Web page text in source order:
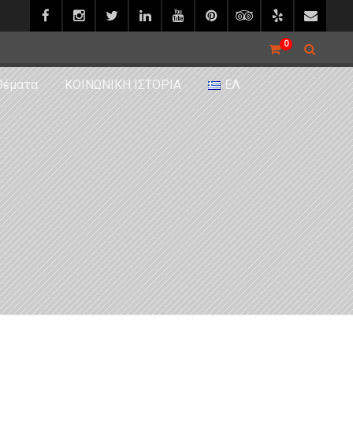
0
ΚΟΙΝΩΝΙΚΗ ΙΣΤΟΡΙΑ ΕΛ